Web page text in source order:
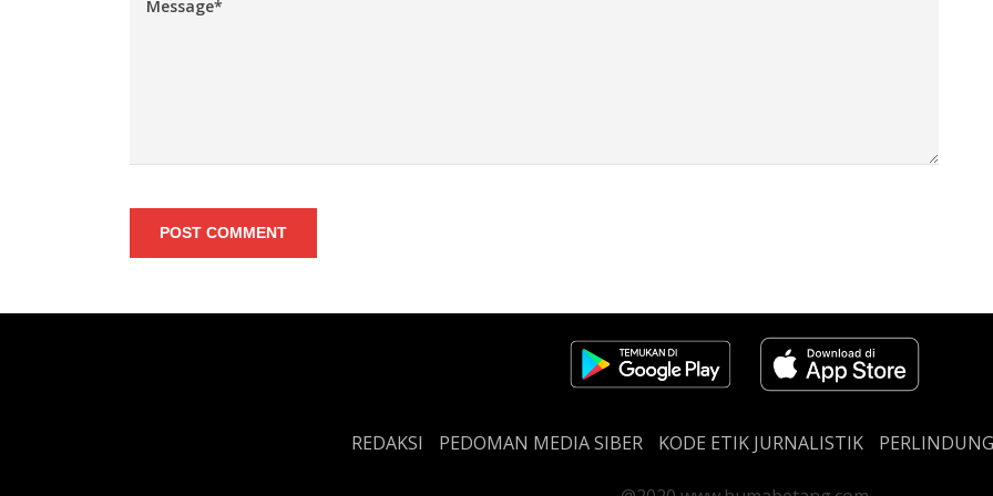
POST COMMENT
REDAKSI PEDOMAN MEDIA SIBER KODE ETIK JURNALISTIK